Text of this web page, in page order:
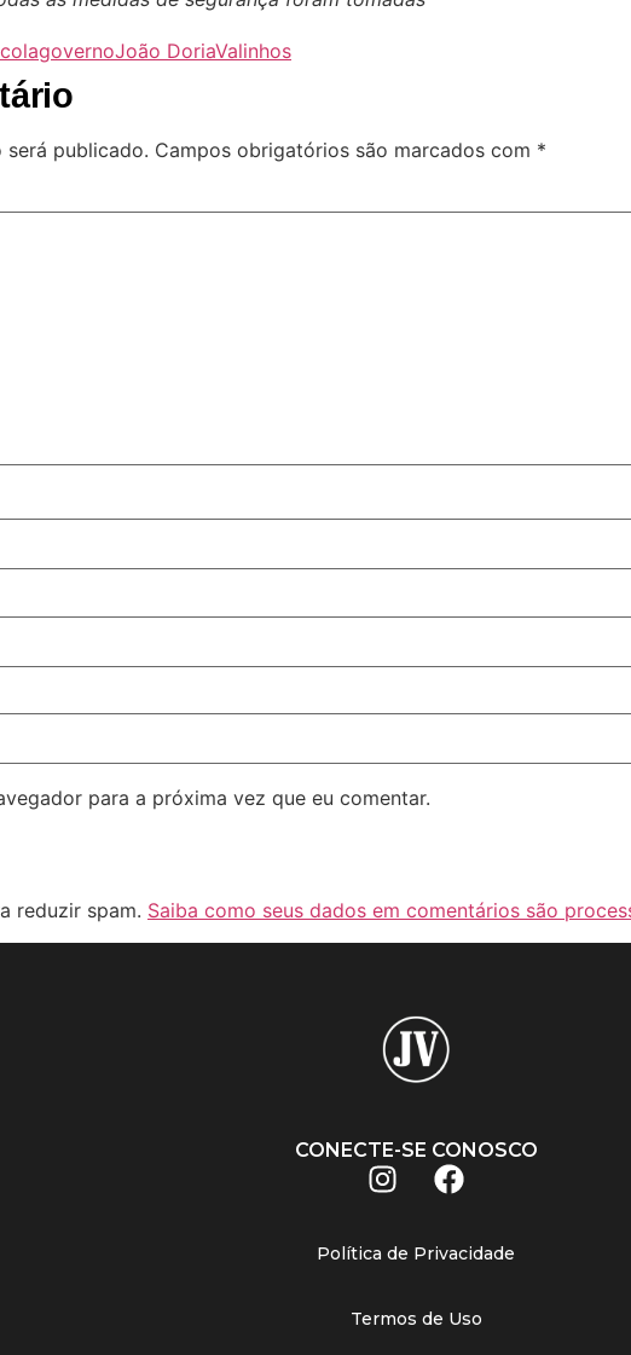
governoJoão DoriaValinhos
será publicado. Campos obrigatórios são marcados com *
para a próxima vez que eu comentar.
reduzir spam. Saiba como seus dados em comentários são
CONECTE-SE CONOSCO
Política de Privacidade
Termos de Uso